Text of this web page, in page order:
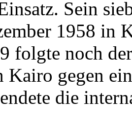
Sein
1958 in
folgte noch
Kairo gegen
die